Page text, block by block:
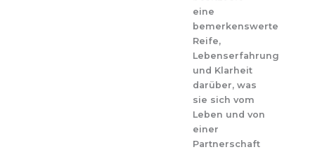
eine
bemerkenswerte
Reife,
Lebenserfahrung
und Klarheit
darüber, was
sie sich vom
Leben und von
einer
Partnerschaft